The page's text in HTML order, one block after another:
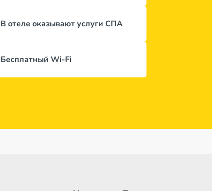
В отеле оказывают услуги СПА
Бесплатный Wi-Fi